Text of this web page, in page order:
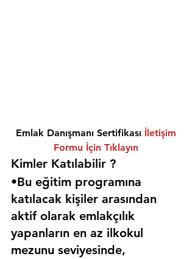
Emlak Danışmanı Sertifikası İletişim
Formu İçin Tıklayın
Kimler Katılabilir ?
•Bu eğitim programına
katılacak kişiler arasından
aktif olarak emlakçılık
yapanların en az ilkokul
mezunu seviyesinde,